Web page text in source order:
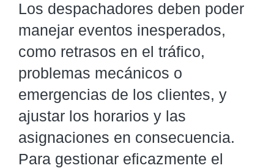
Los despachadores deben poder
manejar eventos inesperados,
como retrasos en el tráfico,
problemas mecánicos o
emergencias de los clientes, y
ajustar los horarios y las
asignaciones en consecuencia.
Para gestionar eficazmente el